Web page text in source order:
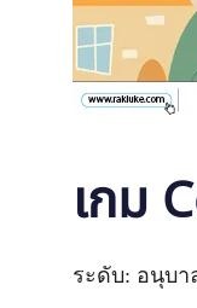
เกม
ระดับ: อนุบ